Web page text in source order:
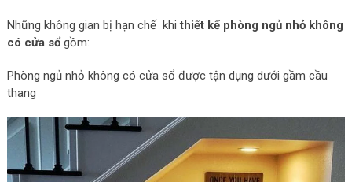
Những không gian bị hạn chế khithiết kế phòng ngủ nhỏ không
có cửa sổgồm:
Phòng ngủ nhỏ không có cửa sổ được tận dụng dưới gầm cầu
thang